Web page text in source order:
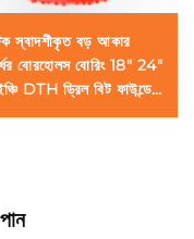
স্বাদশীকৃত বড় আকার
বোরহোলস বোরিং 18" 24"
DTH ড্রিল বিট ফাউন্ডেশন
কুয়া বোরিং জন্য